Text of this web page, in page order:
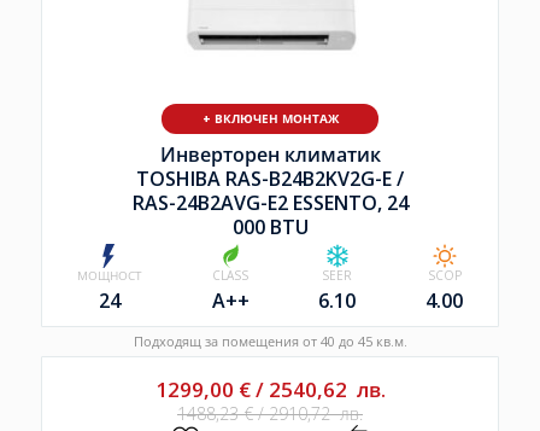
+ ВКЛЮЧЕН МОНТАЖ
Инверторен климатик
TOSHIBA RAS-B24B2KV2G-E /
RAS-24B2AVG-E2 ESSENTO, 24
000 BTU
МОЩНОСТ
24
CLASS
A++
SEER
6.10
SCOP
4.00
Подходящ за помещения от 40 до 45 кв.м.
1299,00 €/ 2540,62 лв.
1488,23€/2910,72лв.